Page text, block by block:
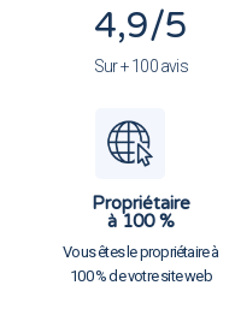
4,9/5
Sur + 100 avis
Propriétaire
à 100 %
Vous êtes le propriétaire à
100 % de votre site web